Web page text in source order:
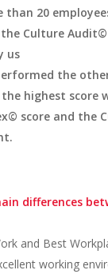
than 20
Culture
us
the
highest score
score and the
differences
and Best
working